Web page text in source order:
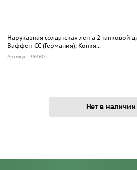
Нарукавная солдатская лента 2 танковой
Ваффен-СС (Германия), Копия...
Артикул: 39460
Нет в наличии